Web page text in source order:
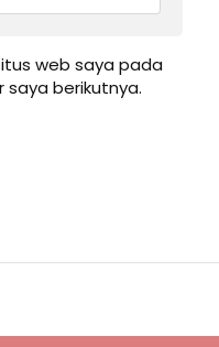
web saya pada
berikutnya.